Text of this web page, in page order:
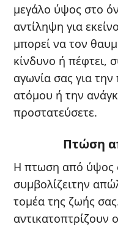
μεγάλο ύψος στο
αντίληψη για
μπορεί να τον
κίνδυνο ή πέφτει,
αγωνία σας για
ατόμου ή την
προστατεύσετε.
Πτώση
Η πτωση από ύψος
συμβολίζειτην
τομέα της ζωής
αντικατοπτρίζουν